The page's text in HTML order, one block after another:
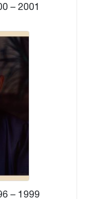
– 2001
– 1999